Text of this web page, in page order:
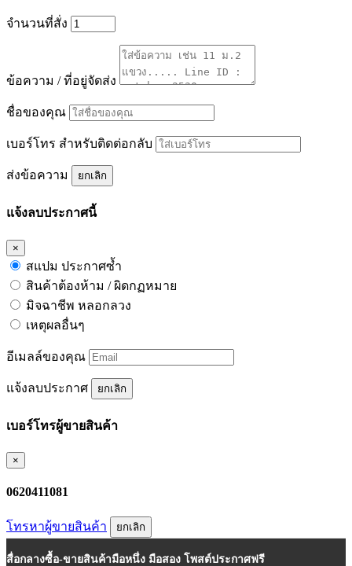
จำนวนที่สั่ง
ข้อความ / ที่อยู่จัดส่ง
ชื่อของคุณ
เบอร์โทร สำหรับติดต่อกลับ
ส่งข้อความ ยกเลิก
แจ้งลบประกาศนี้
×
สแปม ประกาศซ้ำ
สินค้าต้องห้าม / ผิดกฏหมาย
มิจฉาชีพ หลอกลวง
เหตุผลอื่นๆ
อีเมลล์ของคุณ
แจ้งลบประกาศ ยกเลิก
เบอร์โทรผู้ขายสินค้า
×
0620411081
โทรหาผู้ขายสินค้า ยกเลิก
สื่อกลางซื้อ-ขายสินค้ามือหนึ่ง มือสอง โพสต์ประกาศฟรี